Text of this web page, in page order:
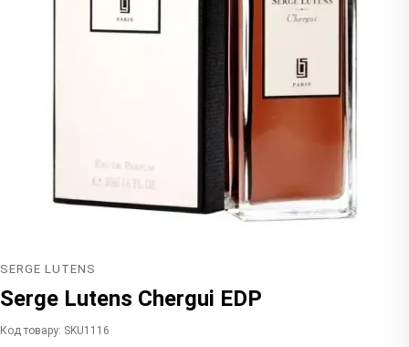
SERGE LUTENS
Serge Lutens Chergui EDP
Код товару: SKU1116